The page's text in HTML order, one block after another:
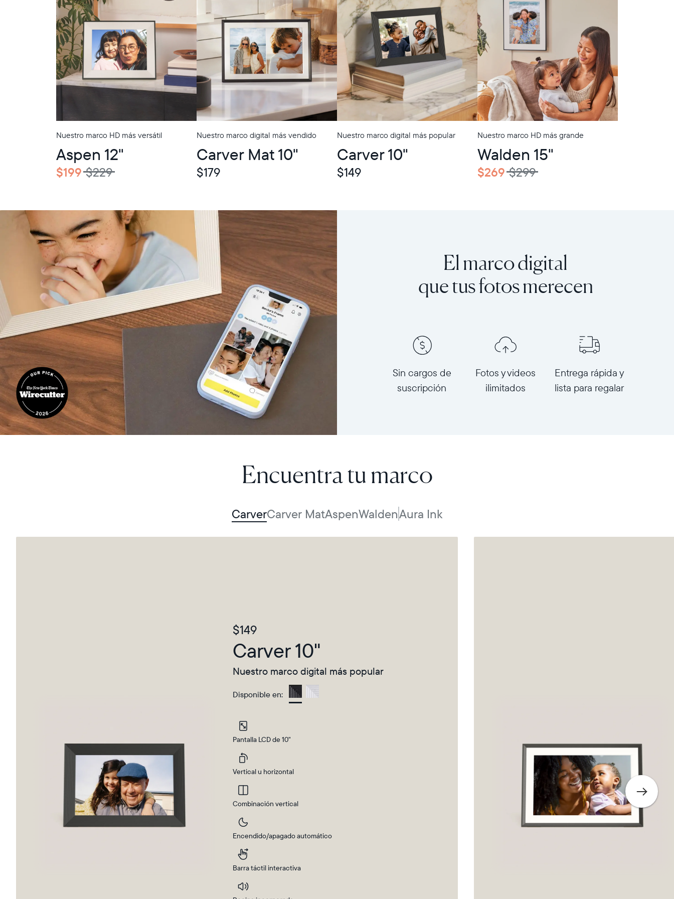
Actual:
United States
Nuestro marco HD más versátil
Aspen 12"
$199 $229
In-Store Pickup Nuestro marco digital más vendido
Carver Mat 10"
$179
In-Store Pickup Nuestro marco digital más popular
Carver 10"
$149
Nuestro marco HD más grande
Walden 15"
$269 $299
In-Store Pickup
El marco digital
que tus fotos merecen
Sin cargos de
suscripción
Fotos y videos
ilimitados
Entrega rápida y
lista para regalar
Encuentra tu marco
CarverCarver MatAspenWaldenAura Ink
$149
Carver 10"
Nuestro marco digital más popular
Disponible en:
Charcoal
Pantalla LCD de 10"
Vertical u horizontal
Combinación vertical
Encendido/apagado automático
Barra táctil interactiva